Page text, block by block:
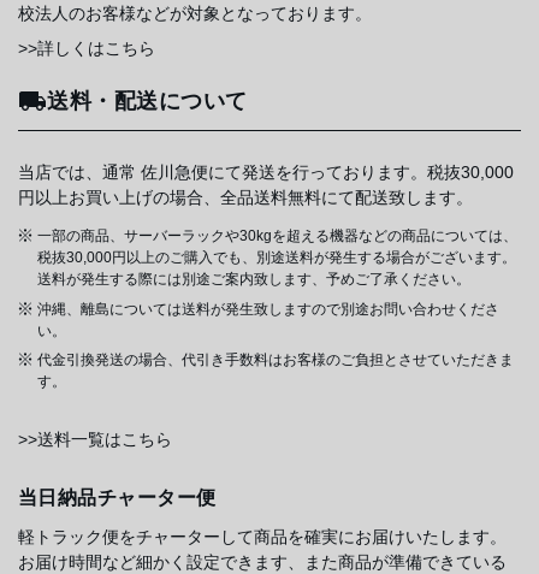
校法人のお客様などが対象となっております。
>>詳しくはこちら
送料・配送について
当店では、通常 佐川急便にて発送を行っております。税抜30,000
円以上お買い上げの場合、全品送料無料にて配送致します。
一部の商品、サーバーラックや30kgを超える機器などの商品については、
税抜30,000円以上のご購入でも、別途送料が発生する場合がございます。
送料が発生する際には別途ご案内致します、予めご了承ください。
沖縄、離島については送料が発生致しますので別途お問い合わせくださ
い。
代金引換発送の場合、代引き手数料はお客様のご負担とさせていただきま
す。
>>送料一覧はこちら
当日納品チャーター便
軽トラック便をチャーターして商品を確実にお届けいたします。
お届け時間など細かく設定できます、また商品が準備できている